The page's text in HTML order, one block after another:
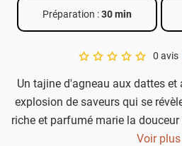
Index des recettes
Préparation :30 min
A star rating of 0 out of
0 avis
Un tajine d'agneau aux dattes et
explosion de saveurs qui se
riche et parfumé marie la
douces à la profondeur desVoir plus